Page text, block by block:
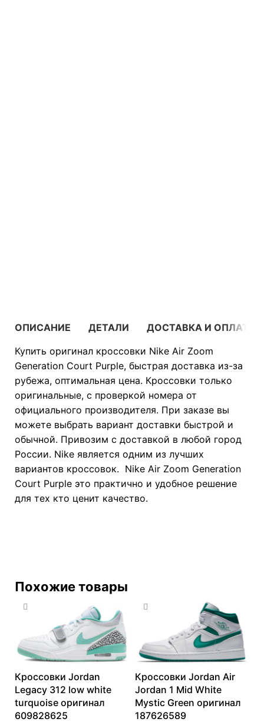
ОПИСАНИЕ ДЕТАЛИ
ДОСТАВКА И ОПЛАТА
Купить оригинал кроссовки Nike Air Zoom
Generation Court Purple, быстрая доставка из-за
рубежа, оптимальная цена. Кроссовки только
оригинальные, с проверкой номера от
официального производителя. При заказе вы
можете выбрать вариант доставки быстрой и
обычной. Привозим с доставкой в любой город
России. Nike является одним из лучших
вариантов кроссовок. Nike Air Zoom Generation
Court Purple это практично и удобное решение
для тех кто ценит качество.
Похожие товары
Кроссовки Jordan
Legacy 312 low white
turquoise оригинал
609828625
Кроссовки Jordan Air
Jordan 1 Mid White
Mystic Green оригинал
187626589